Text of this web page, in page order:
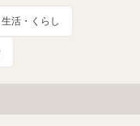
生活・くらし